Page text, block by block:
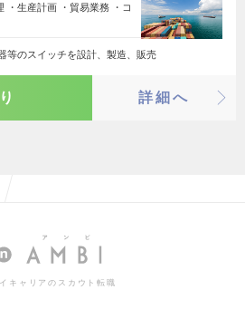
・生産計画 ・貿易業務 ・コ
等のスイッチを設計、製造、販売
詳細へ
キャリアのスカウト転職